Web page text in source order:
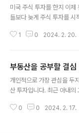
지만 Keras, TensorFlow
니다. 참고로 AI(Artificial
연구하였던 존 매카시
미국 주식 투자를 한지 이
들보다 늦게 주식 투자를 시
투자에 관한 서적 읽고 있지
x?ItemId=117666248 뮤
은 인덱스 펀드의 창시자이
드 회사인 뱅가드 그룹의 설
게임 www.aladin.co.kr 미
1 0 2024. 2. 20.
부동산을 공부할 결심
개인적으로 가장 관심을 두
산 투자입니다. 최근 아내의
니다. 개인의 모든 투자는 결
0 0 2024. 2. 17.